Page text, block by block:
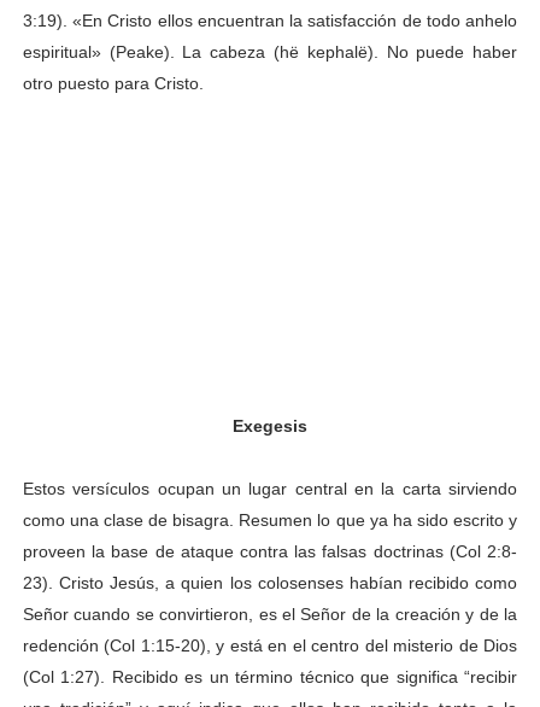
3:19). «En Cristo ellos encuentran la satisfacción de todo anhelo
espiritual» (Peake). La cabeza (hë kephalë). No puede haber
otro puesto para Cristo.
Exegesis
Estos versículos ocupan un lugar central en la carta sirviendo
como una clase de bisagra. Resumen lo que ya ha sido escrito y
proveen la base de ataque contra las falsas doctrinas (Col 2:8-
23). Cristo Jesús, a quien los colosenses habían recibido como
Señor cuando se convirtieron, es el Señor de la creación y de la
redención (Col 1:15-20), y está en el centro del misterio de Dios
(Col 1:27). Recibido es un término técnico que significa “recibir